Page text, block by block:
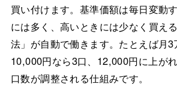
買い付けます。基準価額は毎日変動
には多く、高いときには少なく買え
法」が自動で働きます。たとえば月
10,000円なら3口、12,000円に上が
口数が調整される仕組みです。